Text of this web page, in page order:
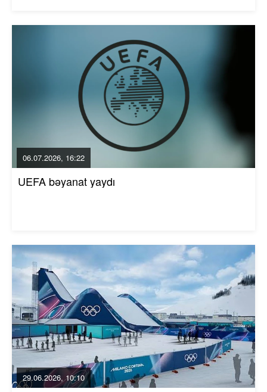
06.07.2026, 16:22
UEFA bəyanat yaydı
29.06.2026, 10:10